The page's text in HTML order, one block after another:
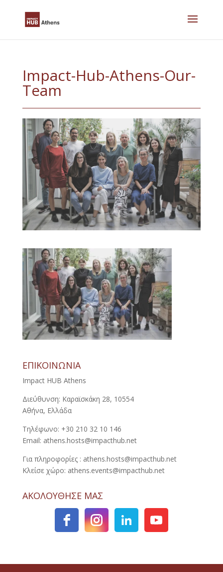
Impact-Hub-Athens-Our-
Team
ΕΠΙΚΟΙΝΩΝΙΑ
Impact HUB Athens
Διεύθυνση: Καραϊσκάκη 28, 10554
Αθήνα, Ελλάδα
Τηλέφωνο: +30 210 32 10 146
Email: athens.hosts@impacthub.net
Για πληροφορίες : athens.hosts@impacthub.net
Κλείσε χώρο: athens.events@impacthub.net
ΑΚΟΛΟΥΘΗΣΕ ΜΑΣ